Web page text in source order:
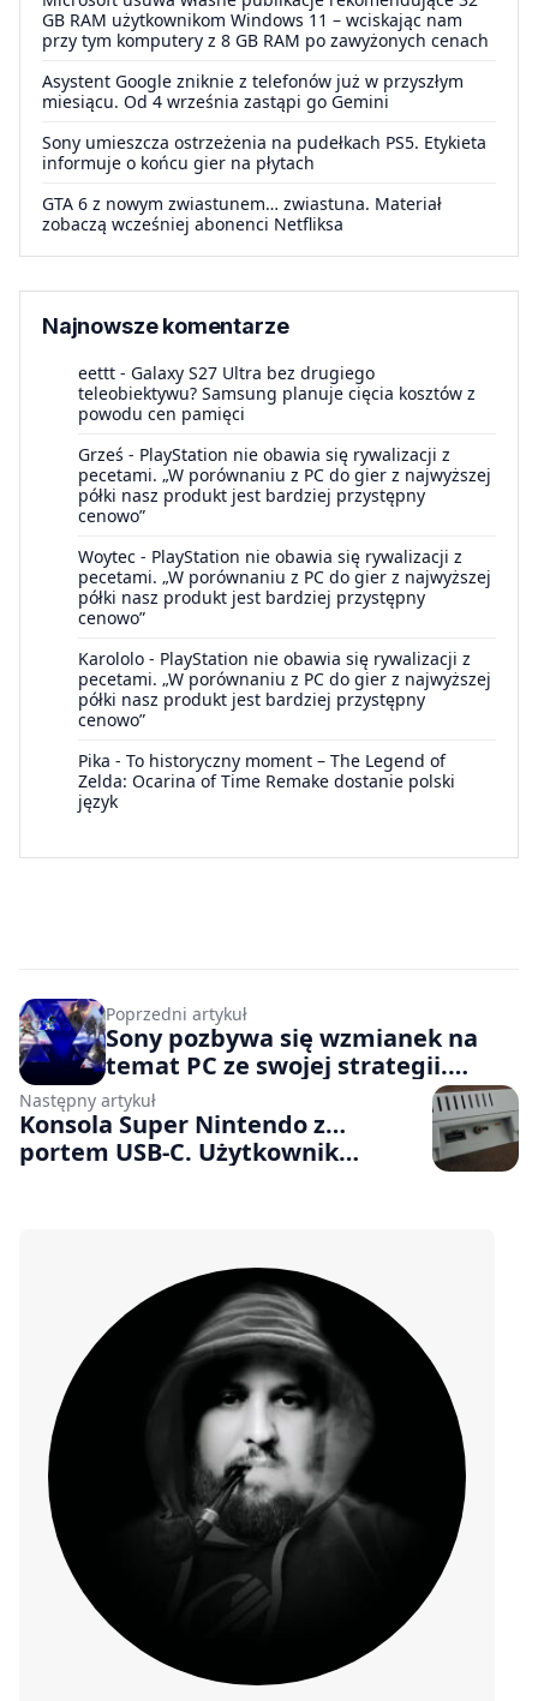
GB RAM użytkownikom Windows 11 – wciskając nam
przy tym komputery z 8 GB RAM po zawyżonych cenach
Asystent Google zniknie z telefonów już w przyszłym
miesiącu. Od 4 września zastąpi go Gemini
Sony umieszcza ostrzeżenia na pudełkach PS5. Etykieta
informuje o końcu gier na płytach
GTA 6 z nowym zwiastunem… zwiastuna. Materiał
zobaczą wcześniej abonenci Netfliksa
Najnowsze komentarze
eettt - Galaxy S27 Ultra bez drugiego
teleobiektywu? Samsung planuje cięcia kosztów z
powodu cen pamięci
Grześ - PlayStation nie obawia się rywalizacji z
pecetami. „W porównaniu z PC do gier z najwyższej
półki nasz produkt jest bardziej przystępny
cenowo”
Woytec - PlayStation nie obawia się rywalizacji z
pecetami. „W porównaniu z PC do gier z najwyższej
półki nasz produkt jest bardziej przystępny
cenowo”
Karololo - PlayStation nie obawia się rywalizacji z
pecetami. „W porównaniu z PC do gier z najwyższej
półki nasz produkt jest bardziej przystępny
cenowo”
Pika - To historyczny moment – The Legend of
Zelda: Ocarina of Time Remake dostanie polski
język
Poprzedni artykuł
Sony pozbywa się wzmianek na
temat PC ze swojej strategii.
Komputery osobiste zostały
wyparte przez AI
Następny artykuł
Konsola Super Nintendo z…
portem USB-C. Użytkownik